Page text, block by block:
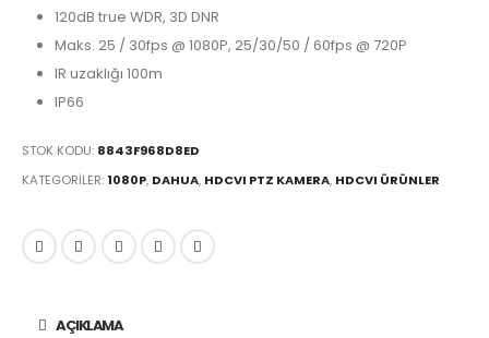
120dB true WDR, 3D DNR
Maks. 25 / 30fps @ 1080P, 25/30/50 / 60fps @ 720P
IR uzaklığı 100m
IP66
STOK KODU: 8843F968D8ED
KATEGORILER:1080P, DAHUA, HDCVI PTZ KAMERA, HDCVI ÜRÜNLER
AÇIKLAMA